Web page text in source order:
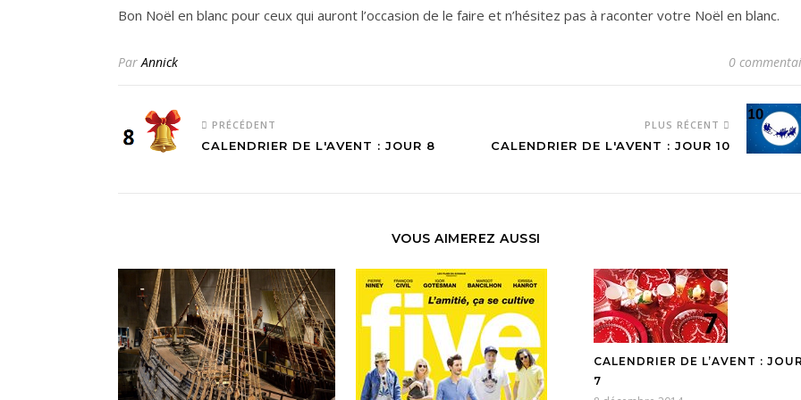
Bon Noël en blanc pour ceux qui auront l’occasion de le faire et n’hésitez pas à raconter votre Noël en blanc.
ParAnnick 0
PRÉCÉDENT
CALENDRIER DE L'AVENT : JOUR 8
PLUS RÉCENT
CALENDRIER DE L'AVENT : JOUR 10
VOUS AIMEREZ AUSSI
CALENDRIER DE L’AVENT :
7